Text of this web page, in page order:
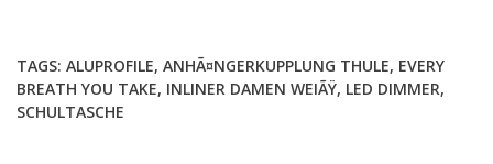
TAGS: ALUPROFILE, ANHÃ¤NGERKUPPLUNG THULE, EVERY
BREATH YOU TAKE, INLINER DAMEN WEIÃŸ, LED DIMMER,
SCHULTASCHE